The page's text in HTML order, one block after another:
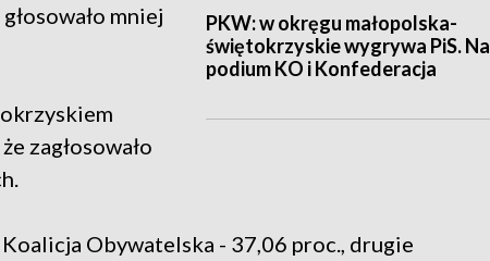
PKW: w okręgu małopolska-
świętokrzyskie wygrywa PiS. Na
podium KO i Konfederacja
mniej
zagłosowało
Obywatelska - 37,06 proc., drugie